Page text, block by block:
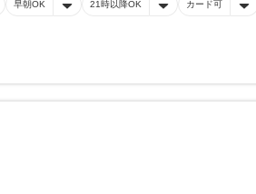
早朝OK 21時以降OK カード可